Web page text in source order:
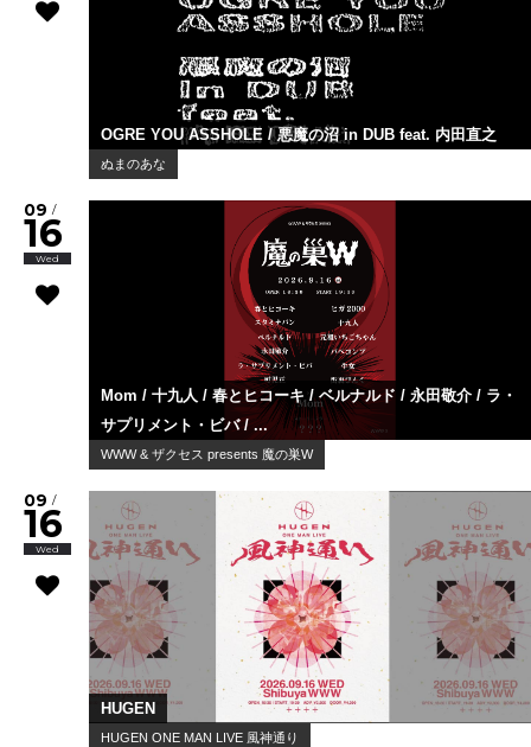
OGRE YOU ASSHOLE / 悪魔の沼 in DUB feat. 内田直之
ぬまのあな
09 /
16
Wed
Mom / 十九人 / 春とヒコーキ / ベルナルド / 永田敬介 / ラ・
サプリメント・ビバ / ...
WWW & ザクセス presents 魔の巣W
09 /
16
Wed
HUGEN
HUGEN ONE MAN LIVE 風神通り